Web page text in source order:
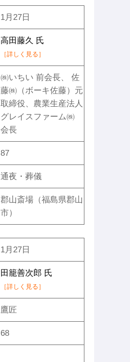
1月27日
高田藤久 氏
［詳しく見る］
㈱いちい 前会長、 佐
藤㈱（ボーキ佐藤）元
取締役、農業生産法人
グレイスファーム㈱
会長
87
通夜・葬儀
郡山斎場（福島県郡山
市）
1月27日
田籠善次郎 氏
［詳しく見る］
鷹匠
68